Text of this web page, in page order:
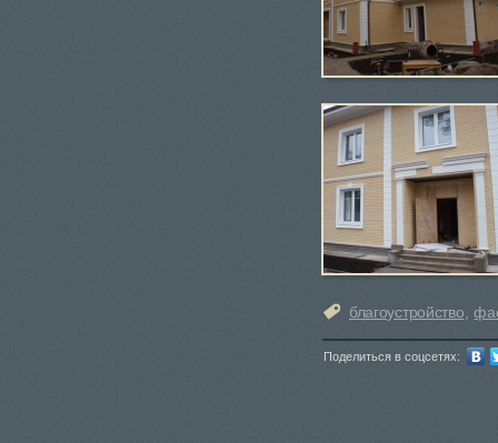
благоустройство,
Поделиться в соцсетях: